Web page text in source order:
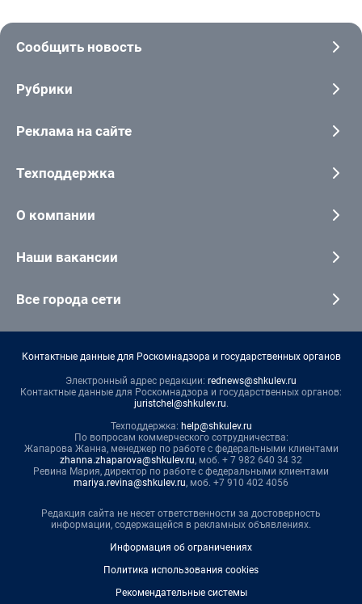
Сообщить новость
Рубрики
Реклама на сайте
Техподдержка
О компании
Наши вакансии
Все города сети
Контактные данные для Роскомнадзора и государственных органов
Электронный адрес редакции: rednews@shkulev.ru
Контактные данные для Роскомнадзора и государственных органов:
juristchel@shkulev.ru.
Техподдержка: help@shkulev.ru
По вопросам коммерческого сотрудничества:
Жапарова Жанна, менеджер по работе с федеральными клиентами
zhanna.zhaparova@shkulev.ru, моб. + 7 982 640 34 32
Ревина Мария, директор по работе с федеральными клиентами
mariya.revina@shkulev.ru, моб. +7 910 402 4056
Редакция сайта не несет ответственности за достоверность
информации, содержащейся в рекламных объявлениях.
Информация об ограничениях
Политика использования cookies
Рекомендательные системы